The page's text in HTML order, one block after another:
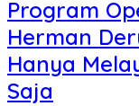
Program
Herman
Hanya
Saja